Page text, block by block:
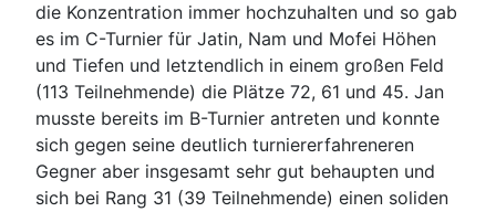
die Konzentration immer hochzuhalten und so gab
es im C-Turnier für Jatin, Nam und Mofei Höhen
und Tiefen und letztendlich in einem großen Feld
(113 Teilnehmende) die Plätze 72, 61 und 45. Jan
musste bereits im B-Turnier antreten und konnte
sich gegen seine deutlich turniererfahreneren
Gegner aber insgesamt sehr gut behaupten und
sich bei Rang 31 (39 Teilnehmende) einen soliden